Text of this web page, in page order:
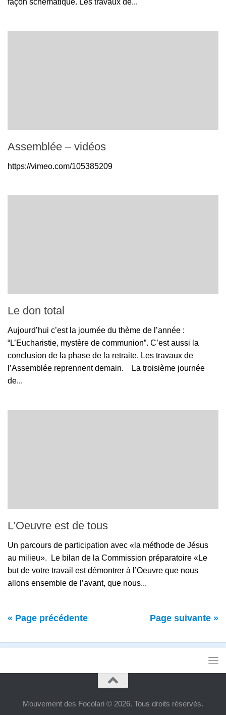
Assemblée – vidéos
https://vimeo.com/105385209
Le don total
Aujourd’hui c’est la journée du thème de l’année :
“L’Eucharistie, mystère de communion”. C’est aussi la
conclusion de la phase de la retraite. Les travaux de
l’Assemblée reprennent demain. La troisième journée
de...
L’Oeuvre est de tous
Un parcours de participation avec «la méthode de Jésus
au milieu». Le bilan de la Commission préparatoire «Le
but de votre travail est démontrer à l’Oeuvre que nous
allons ensemble de l’avant, que nous...
« Page précédente Page suivante »
Mouvement des Focolari © 2026. Tous droits réservés.